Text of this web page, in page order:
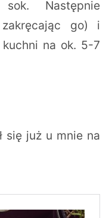
Następnie
go) i
na ok. 5-7
się już u mnie na